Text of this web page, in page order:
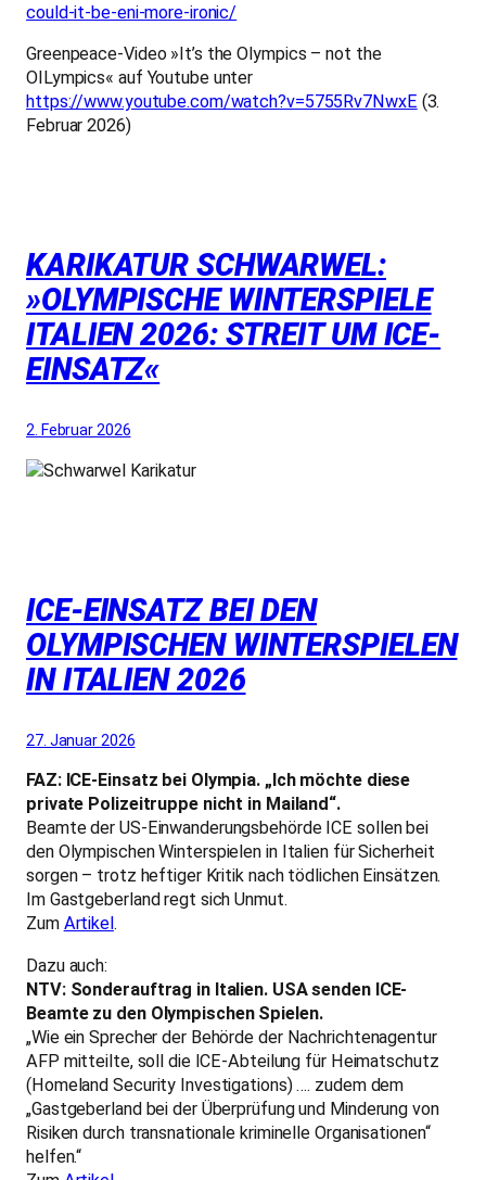
could-it-be-eni-more-ironic/
Greenpeace-Video »It’s the Olympics – not the
OILympics« auf Youtube unter
https://www.youtube.com/watch?v=5755Rv7NwxE (3.
Februar 2026)
KARIKATUR SCHWARWEL:
»OLYMPISCHE WINTERSPIELE
ITALIEN 2026: STREIT UM ICE-
EINSATZ«
2. Februar 2026
ICE-EINSATZ BEI DEN
OLYMPISCHEN WINTERSPIELEN
IN ITALIEN 2026
27. Januar 2026
FAZ: ICE-Einsatz bei Olympia. „Ich möchte diese
private Polizeitruppe nicht in Mailand“.
Beamte der US-Einwanderungsbehörde ICE sollen bei
den Olympischen Winterspielen in Italien für Sicherheit
sorgen – trotz heftiger Kritik nach tödlichen Einsätzen.
Im Gastgeberland regt sich Unmut.
Zum Artikel .
Dazu auch:
NTV: Sonderauftrag in Italien. USA senden ICE-
Beamte zu den Olympischen Spielen.
„Wie ein Sprecher der Behörde der Nachrichtenagentur
AFP mitteilte, soll die ICE-Abteilung für Heimatschutz
(Homeland Security Investigations) …. zudem dem
„Gastgeberland bei der Überprüfung und Minderung von
Risiken durch transnationale kriminelle Organisationen“
helfen.“